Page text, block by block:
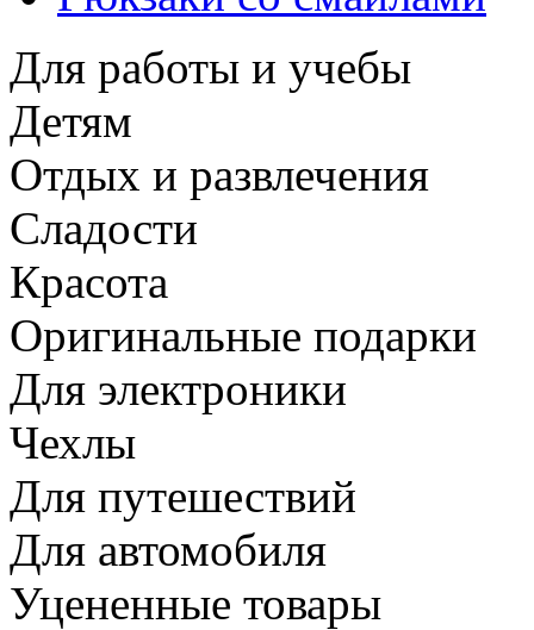
Для работы и учебы
Детям
Отдых и развлечения
Сладости
Красота
Оригинальные подарки
Для электроники
Чехлы
Для путешествий
Для автомобиля
Уцененные товары